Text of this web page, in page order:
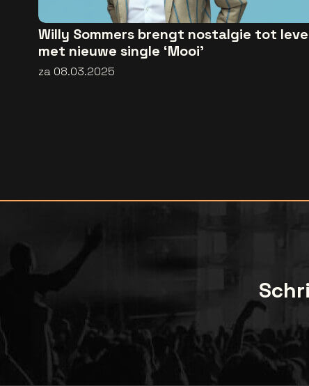
Willy Sommers brengt nostalgie tot
met nieuwe single ‘Mooi’
za 08.03.2025